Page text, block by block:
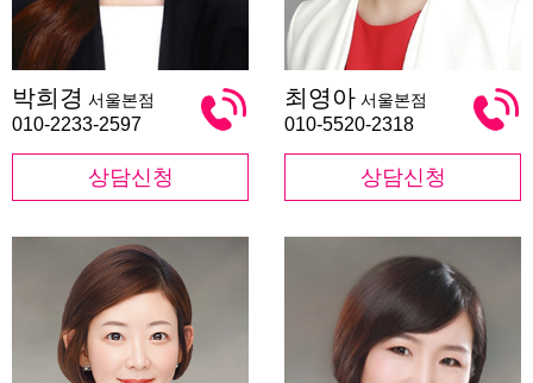
희
경
박희경 서울본점
010-2233-2597
상담신청
영
아
최영아 서울본점
010-5520-2318
상담신청